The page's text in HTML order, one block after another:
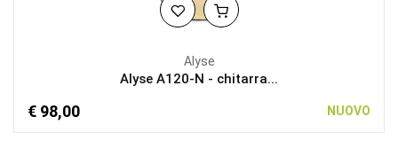
Alyse
Alyse A120-N - chitarra...
€ 98,00 NUOVO